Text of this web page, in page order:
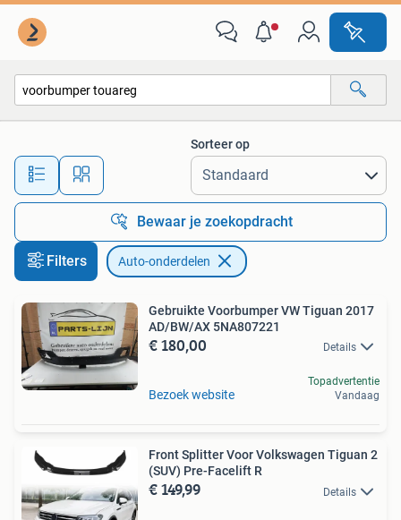
Alle afstanden…
Sorteer op
Bewaar je zoekopdracht
Filters Auto-onderdelen
Gebruikte Voorbumper VW Tiguan 2017
AD/BW/AX 5NA807221
€ 180,00 Details
Bezoek website
Topadvertentie
Vandaag
Front Splitter Voor Volkswagen Tiguan 2
(SUV) Pre-Facelift R
€ 149,99 Details